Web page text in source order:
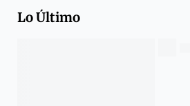
Lo Último